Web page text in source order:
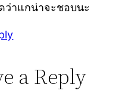
ว่าแกน่าจะชอบนะ
a Reply